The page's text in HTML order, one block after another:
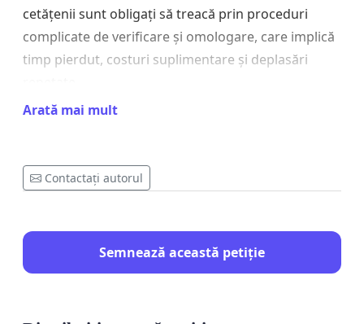
cetățenii sunt obligați să treacă prin proceduri
complicate de verificare și omologare, care implică
timp pierdut, costuri suplimentare și deplasări
Mulți proprietari de vehicule consideră că actualele
pus prea mult pe sancțiuni și taxe, în locul sprijinirii
conformării voluntare și al colaborării cu cetățenii.
motocicliștii sunt obligați să suporte costuri
repetate pentru reverificări și proceduri
Arată mai mult
Contactați autorul
Semnează această petiție